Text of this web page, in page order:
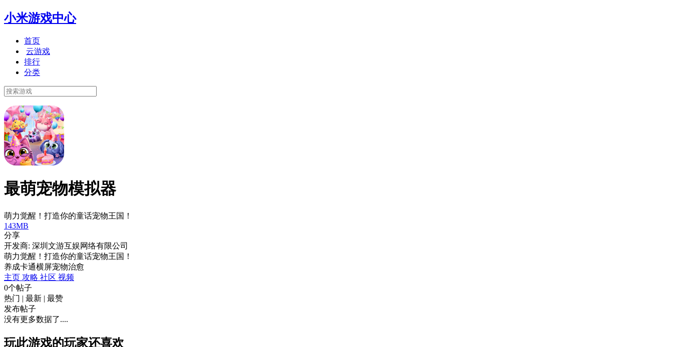
小米游戏中心
首页
云游戏
排行
分类
最萌宠物模拟器
萌力觉醒！打造你的童话宠物王国！​
143MB
分享
开发商: 深圳文游互娱网络有限公司
萌力觉醒！打造你的童话宠物王国！​
养成卡通横屏宠物治愈
主页 攻略 社区 视频
0个帖子
热门 | 最新 | 最赞
发布帖子
没有更多数据了....
玩此游戏的玩家还喜欢